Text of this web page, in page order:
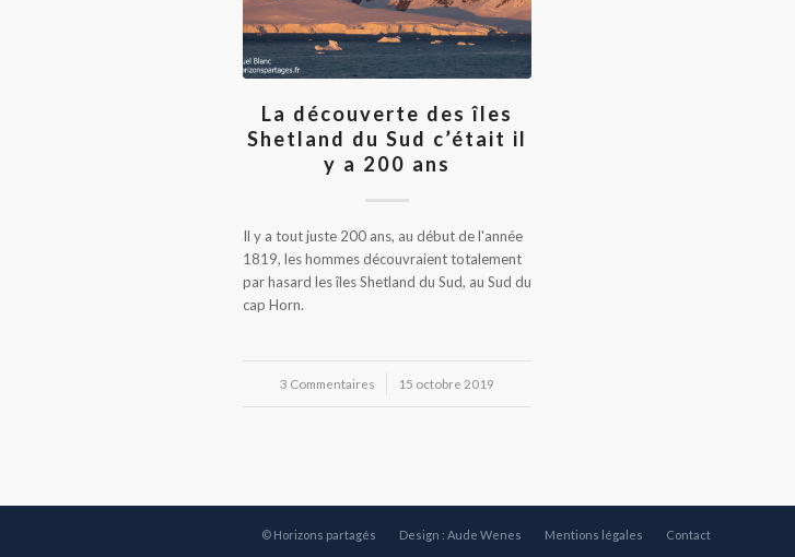
La découverte des îles
Shetland du Sud c’était il
y a 200 ans
Il y a tout juste 200 ans, au début de l'année
1819, les hommes découvraient totalement
par hasard les îles Shetland du Sud, au Sud du
cap Horn.
3 Commentaires
/ 15 octobre 2019
© Horizons partagés Design : Aude Wenes Mentions légales Contact